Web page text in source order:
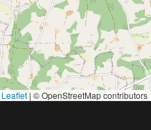
Leaflet | © OpenStreetMap contributors